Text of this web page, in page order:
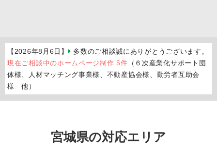
【2026年8月6日】
多数のご相談誠にありがとうございます。
現在ご相談中のホームページ制作 5件 （６次産業化サポート団
体様、人材マッチング事業様、不動産協会様、勤労者互助会
様 他）
宮城県の対応エリア